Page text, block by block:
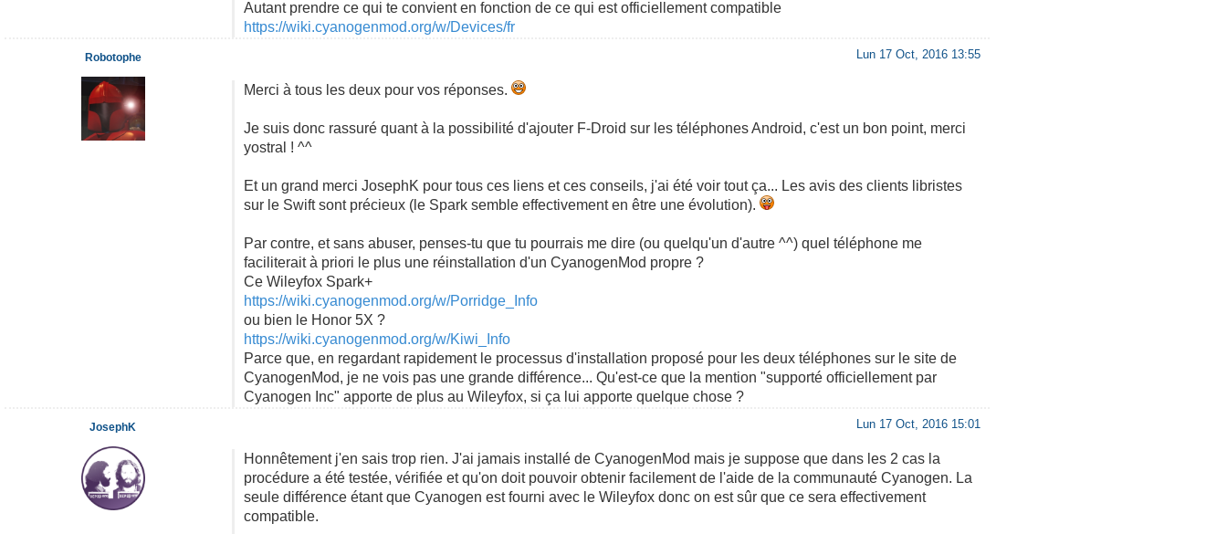
Autant prendre ce qui te convient en fonction de ce qui est officiellement compatible
https://wiki.cyanogenmod.org/w/Devices/fr
Lun 17 Oct, 2016 13:55
Merci à tous les deux pour vos réponses.
Je suis donc rassuré quant à la possibilité d'ajouter F-Droid sur les téléphones Android, c'est un bon point, merci
yostral ! ^^
Et un grand merci JosephK pour tous ces liens et ces conseils, j'ai été voir tout ça... Les avis des clients libristes
sur le Swift sont précieux (le Spark semble effectivement en être une évolution).
Par contre, et sans abuser, penses-tu que tu pourrais me dire (ou quelqu'un d'autre ^^) quel téléphone me
faciliterait à priori le plus une réinstallation d'un CyanogenMod propre ?
Ce Wileyfox Spark+
https://wiki.cyanogenmod.org/w/Porridge_Info
ou bien le Honor 5X ?
https://wiki.cyanogenmod.org/w/Kiwi_Info
Parce que, en regardant rapidement le processus d'installation proposé pour les deux téléphones sur le site de
CyanogenMod, je ne vois pas une grande différence... Qu'est-ce que la mention "supporté officiellement par
Cyanogen Inc" apporte de plus au Wileyfox, si ça lui apporte quelque chose ?
Robotophe
Lun 17 Oct, 2016 15:01
Honnêtement j'en sais trop rien. J'ai jamais installé de CyanogenMod mais je suppose que dans les 2 cas la
procédure a été testée, vérifiée et qu'on doit pouvoir obtenir facilement de l'aide de la communauté Cyanogen. La
seule différence étant que Cyanogen est fourni avec le Wileyfox donc on est sûr que ce sera effectivement
compatible.
JosephK